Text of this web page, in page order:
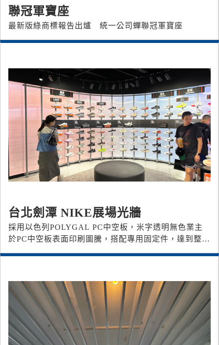
聯冠軍寶座
最新版綠商標報告出爐 統一公司蟬聯冠軍寶座
台北劍潭 NIKE展場光牆
採用以色列POLYGAL PC中空板，米字透明無色 業主
於PC中空板表面印刷圖騰，搭配專用固定件，達到整體